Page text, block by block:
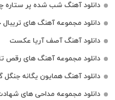
دانلود آهنگ شب شده پر ستاره
دانلود مجموعه آهنگ های
دانلود آهنگ آصف آریا عکست
دانلود مجموعه آهنگ های رقص
دانلود آهنگ همایون یگانه جنگل
دانلود مجموعه مداحی های